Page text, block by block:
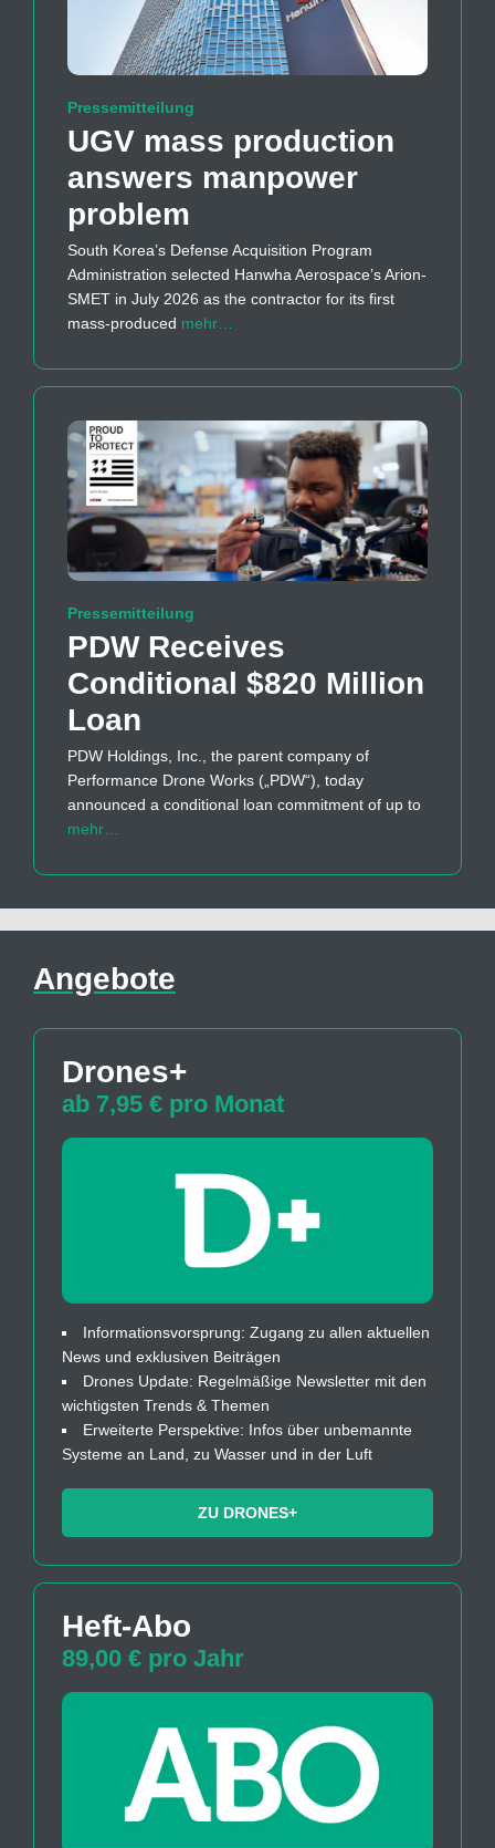
Pressemitteilung
UGV mass production
answers manpower
problem
South Korea’s Defense Acquisition Program
Administration selected Hanwha Aerospace’s Arion-
SMET in July 2026 as the contractor for its first
mass-produced mehr…
Pressemitteilung
PDW Receives
Conditional $820 Million
Loan
PDW Holdings, Inc., the parent company of
Performance Drone Works („PDW“), today
announced a conditional loan commitment of up to
mehr…
Angebote
Drones+
ab 7,95 € pro Monat
Informationsvorsprung: Zugang zu allen aktuellen
News und exklusiven Beiträgen
Drones Update: Regelmäßige Newsletter mit den
wichtigsten Trends & Themen
Erweiterte Perspektive: Infos über unbemannte
Systeme an Land, zu Wasser und in der Luft
ZU DRONES+
Heft-Abo
89,00 € pro Jahr